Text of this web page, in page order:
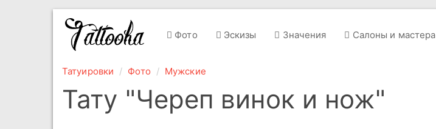
Фото Эскизы Значения Салоны и мастера
Татуировки Фото Мужские
Тату "Череп винок и нож"